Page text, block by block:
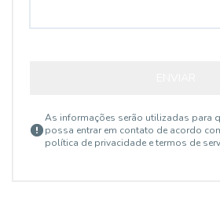
As informações serão utilizadas para
possa entrar em contato de acordo
política de privacidade e termos de